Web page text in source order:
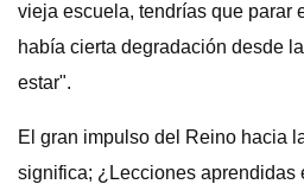
vieja escuela, tendrías que parar
había cierta degradación desde
estar".
El gran impulso del Reino hacia
significa; ¿Lecciones aprendidas